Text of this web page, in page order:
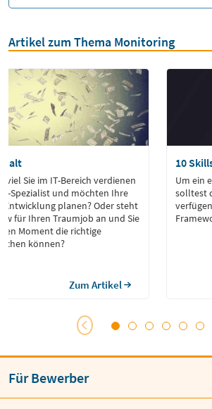
Artikel zum Thema Monitoring
viel Sie im IT-Bereich verdienen
Spezialist und möchten Ihre
planen? Oder steht
für Ihren Traumjob an und Sie
Moment die richtige
können?
Zum Artikel
10
Um ein
solltest
Für Bewerber